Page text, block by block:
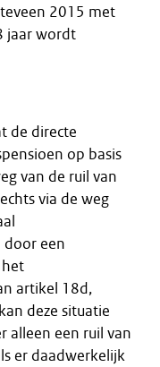
2015 met
jaar wordt
de directe
op basis
van de ruil van
via de weg
door een
artikel 18d,
deze situatie
alleen een ruil van
er daadwerkelijk